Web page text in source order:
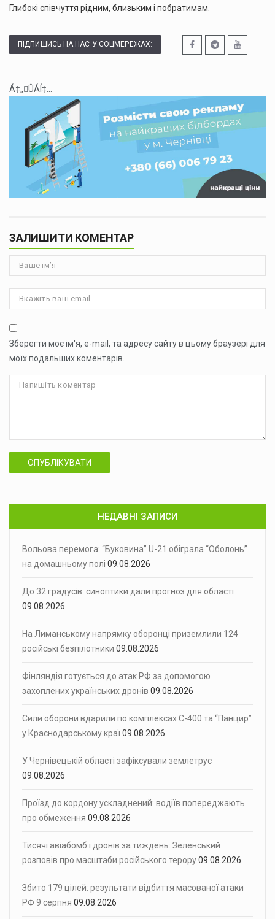
Глибокі співчуття рідним, близьким і побратимам.
ПІДПИШИСЬ НА НАС У СОЦМЕРЕЖАХ:
Á‡„ÛÁÍ‡...
ЗАЛИШИТИ КОМЕНТАР
Зберегти моє ім'я, e-mail, та адресу сайту в цьому браузері для
моїх подальших коментарів.
ОПУБЛІКУВАТИ
НЕДАВНІ ЗАПИСИ
Вольова перемога: “Буковина” U-21 обіграла “Оболонь”
на домашньому полі 09.08.2026
До 32 градусів: синоптики дали прогноз для області
09.08.2026
На Лиманському напрямку оборонці приземлили 124
російські безпілотники 09.08.2026
Фінляндія готується до атак РФ за допомогою
захоплених українських дронів 09.08.2026
Сили оборони вдарили по комплексах С-400 та “Панцир”
у Краснодарському краї09.08.2026
У Чернівецькій області зафіксували землетрус
09.08.2026
Проїзд до кордону ускладнений: водіїв попереджають
про обмеження 09.08.2026
Тисячі авіабомб і дронів за тиждень: Зеленський
розповів про масштаби російського терору09.08.2026
Збито 179 цілей: результати відбиття масованої атаки
РФ 9 серпня 09.08.2026